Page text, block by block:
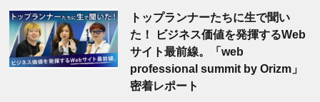
トップランナーたちに生で聞い
た！ ビジネス価値を発揮するWeb
サイト最前線。「web
professional summit by Orizm」
密着レポート